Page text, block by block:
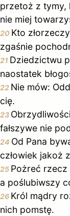
przetoż z tymy,
nie miej
20 Kto
zgaśnie
21 Dziedzictwu
naostatek
22 Nie mów:
cię.
23
fałszywe nie
24 Od Pana
człowiek jakoż
25 Pożreć rzecz
a poślubiwszy
26 Król mądry
nich pomstę.